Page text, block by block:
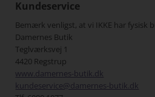
Kundeservice
Bemærk venligst, at vi IKKE har fysisk
Damernes Butik
Teglværksvej 1
4420 Regstrup
www.damernes-butik.dk
kundeservice@damernes-butik.dk